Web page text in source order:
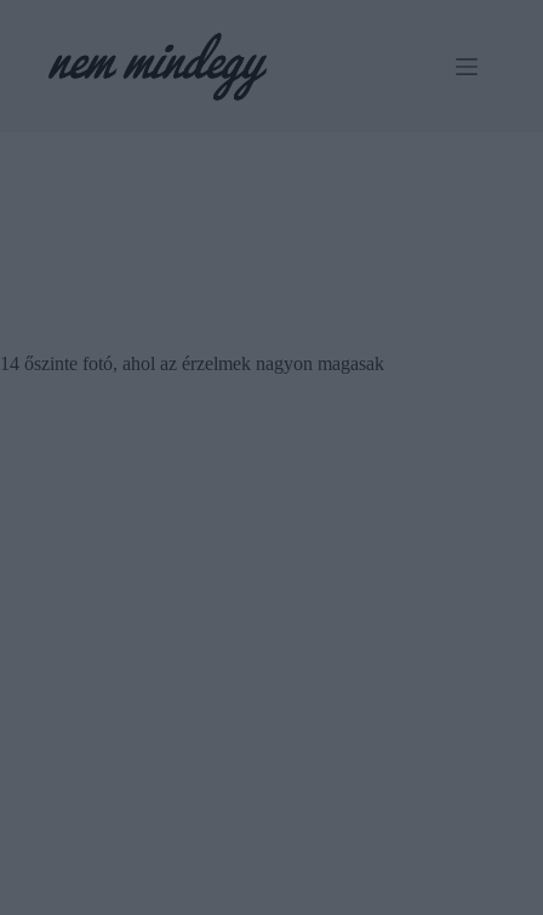
14 őszinte fotó, ahol az érzelmek nagyon magasak